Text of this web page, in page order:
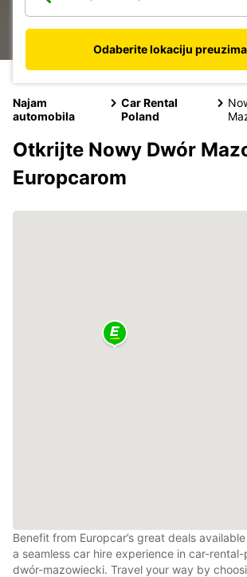
Odaberite lokaciju
Najam
automobila
Car Rental
Poland
Otkrijte Nowy Dwór
Europcarom
Benefit from Europcar’s great deals
a seamless car hire experience in car-
dwór-mazowiecki. Travel your way by